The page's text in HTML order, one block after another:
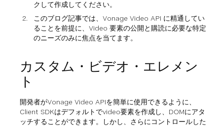
クして作成してください。
このブログ記事では、Vonage Video API に精通してい
ることを前提に、Video 要素の公開と購読に必要な特定
のニーズのみに焦点を当てます。
カスタム・ビデオ・エレメン
ト
開発者がVonage Video APIを簡単に使用できるように、
Client SDKはデフォルトでvideo要素を作成し、DOMにアタ
ッチすることができます。しかし、さらにコントロールした